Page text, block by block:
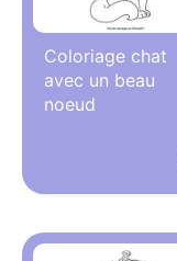
Coloriage chat
avec un beau
noeud